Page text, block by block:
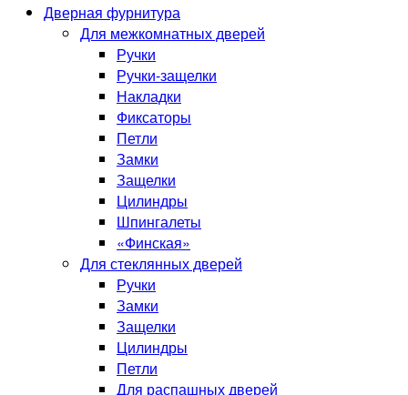
Дверная фурнитура
Для межкомнатных дверей
Ручки
Ручки-защелки
Накладки
Фиксаторы
Петли
Замки
Защелки
Цилиндры
Шпингалеты
«Финская»
Для стеклянных дверей
Ручки
Замки
Защелки
Цилиндры
Петли
Для распашных дверей